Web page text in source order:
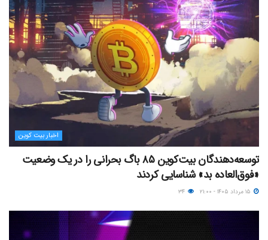
اخبار بیت کوین
توسعه‌دهندگان بیت‌کوین ۸۵ باگ بحرانی را در یک وضعیت
«فوق‌العاده بد» شناسایی کردند